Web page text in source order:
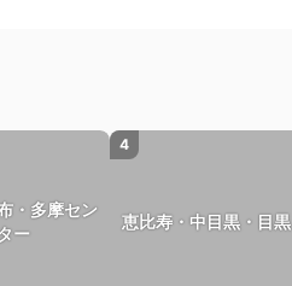
・多摩セン
ター
4
恵比寿・中目黒・目黒